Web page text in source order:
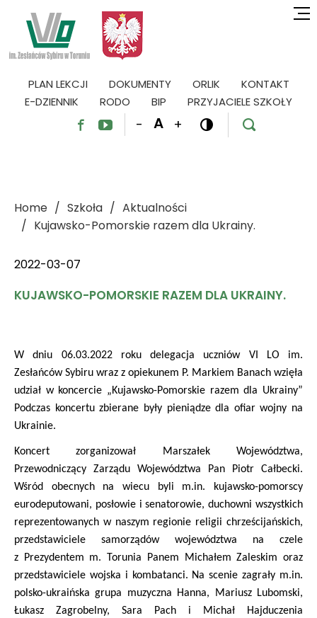
PLAN LEKCJI DOKUMENTY ORLIK
KONTAKT
E-DZIENNIK
RODO BIP PRZYJACIELE SZKOŁY
  - A +  
Home Szkoła
Aktualności
Kujawsko-Pomorskie razem dla Ukrainy.
2022-03-07
KUJAWSKO-POMORSKIE RAZEM DLA UKRAINY.
W dniu 06.03.2022 roku delegacja uczniów VI LO im.
Zesłańców Sybiru wraz z opiekunem P. Markiem Banach wzięła
udział w koncercie „Kujawsko-Pomorskie razem dla Ukrainy”
Podczas koncertu zbierane były pieniądze dla ofiar wojny na
Ukrainie.
Koncert zorganizował Marszałek Województwa,
Przewodniczący Zarządu Województwa Pan Piotr Całbecki.
Wśród obecnych na wiecu byli m.in. kujawsko-pomorscy
eurodeputowani, posłowie i senatorowie, duchowni wszystkich
reprezentowanych w naszym regionie religii chrześcijańskich,
przedstawiciele samorządów województwa na czele
z Prezydentem m. Torunia Panem Michałem Zaleskim oraz
przedstawiciele wojska i kombatanci. Na scenie zagrały m.in.
polsko-ukraińska grupa muzyczna Hanna, Mariusz Lubomski,
Łukasz Zagrobelny, Sara Pach i Michał Hajduczenia